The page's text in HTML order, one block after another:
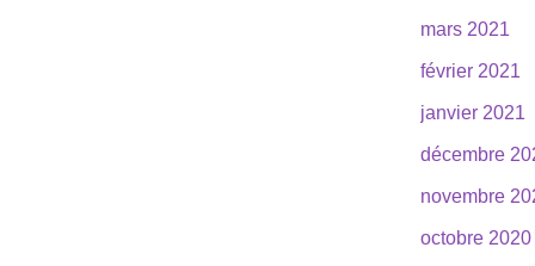
mars 2021
février 2021
janvier 2021
décembre
novembre
octobre 2020